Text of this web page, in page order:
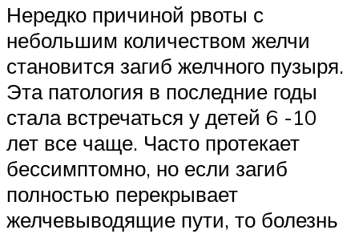
Нередко причиной рвоты с
небольшим количеством желчи
становится загиб желчного пузыря.
Эта патология в последние годы
стала встречаться у детей 6 -10
лет все чаще. Часто протекает
бессимптомно, но если загиб
полностью перекрывает
желчевыводящие пути, то болезнь